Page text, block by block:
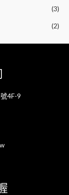
(3)
(2)
4F-9